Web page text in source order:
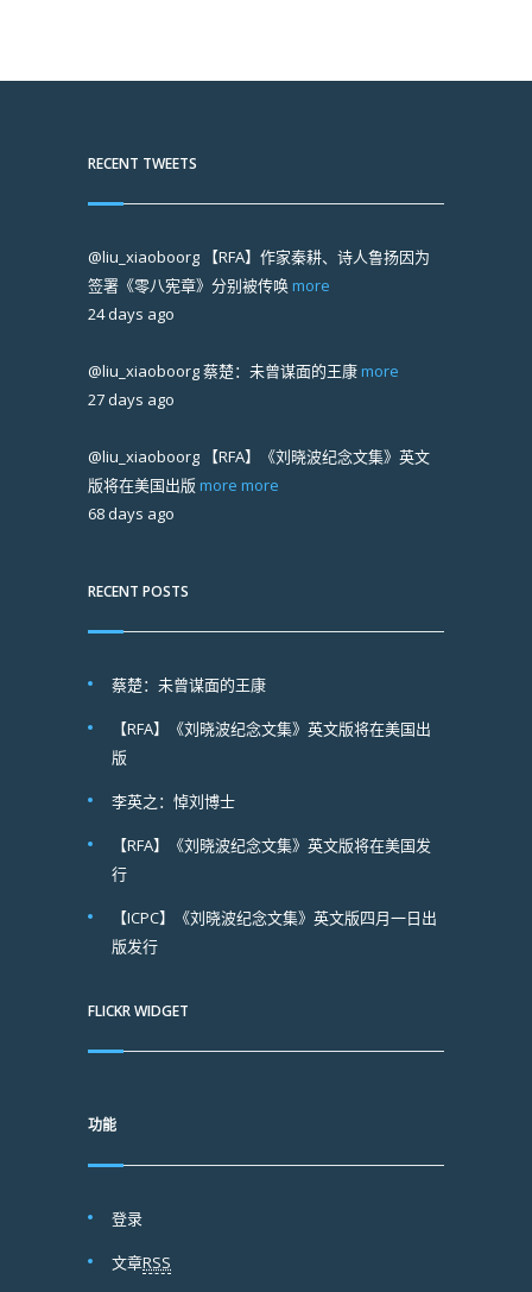
RECENT TWEETS
@liu_xiaoboorg 【RFA】作家秦耕、诗人鲁扬因为
签署《零八宪章》分别被传唤 more
24 days ago
@liu_xiaoboorg蔡楚：未曾谋面的王康 more
27 days ago
@liu_xiaoboorg 【RFA】《刘晓波纪念文集》英文
版将在美国出版 more more
68 days ago
RECENT POSTS
蔡楚：未曾谋面的王康
【RFA】《刘晓波纪念文集》英文版将在美国出
版
李英之：悼刘博士
【RFA】《刘晓波纪念文集》英文版将在美国发
行
【ICPC】《刘晓波纪念文集》英文版四月一日出
版发行
FLICKR WIDGET
功能
登录
文章RSS